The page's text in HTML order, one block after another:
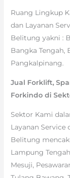
Ruang Lingkup
dan Layanan
Belitung yakni :
Bangka
Pangkalpinang.
Jual Forklift,
Forkindo di
Sektor Kami
Layanan Service
Belitung
Lampung
Mesuji,